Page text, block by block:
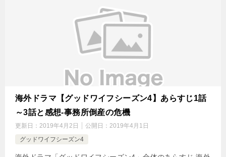
海外ドラマ【グッドワイフシーズン4】あらすじ1話
～3話と感想-事務所倒産の危機
更新日： 2019年4月2日 公開日： 2019年4月1日
グッドワイフシーズン4